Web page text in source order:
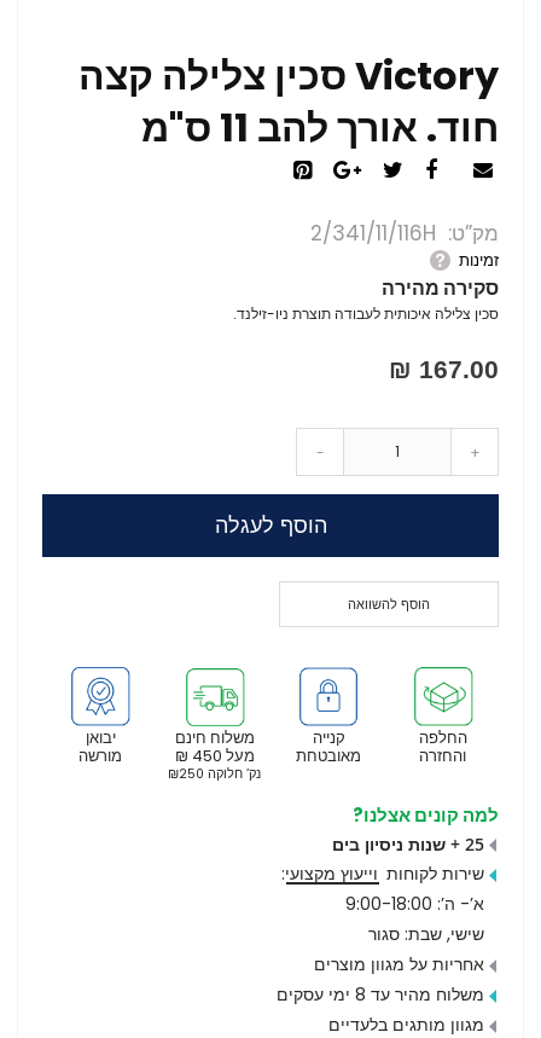
Victory סכין צלילה קצה
חוד. אורך להב 11 ס"מ
מק”ט 2/341/11/116H
זמינות
סקירה מהירה
סכין צלילה איכותית לעבודה תוצרת ניו-זילנד.
167.00 ₪
- +
הוסף לעגלה
הוסף להשוואה
יבואן
מורשה
משלוח חינם
מעל 450 ₪
נק’ חלוקה ₪250
קנייה
מאובטחת
החלפה
והחזרה
למה קונים אצלנו?
25 + שנות ניסיון בים
שירות לקוחות וייעוץ מקצועי:
א’- ה’: 9:00-18:00
שישי, שבת: סגור
אחריות על מגוון מוצרים
משלוח מהיר עד 8 ימי עסקים
מגוון מותגים בלעדיים